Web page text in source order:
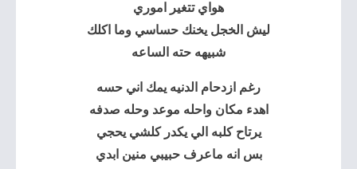
هواي تتغير اموري
ليش الخجل يخنك حساسي وما اكلك
شبيهه حته الساعه
رغم ازدحام الدنيه يمك اني حسه
اهدء مكان واحله موعد وحله صدفه
يرتاح كلبه الي يكدر كلشي يحجي
بس انه ماعرف حبيبي منين ابدي